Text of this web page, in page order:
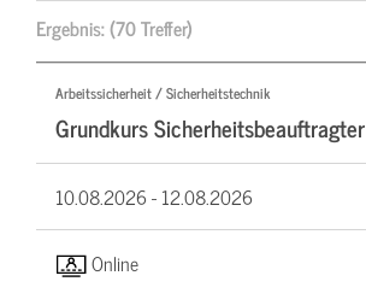
Ergebnis:(70 Treffer)
Arbeitssicherheit / Sicherheitstechnik
Grundkurs Sicherheitsbeauftragter
10.08.2026 -12.08.2026
Online